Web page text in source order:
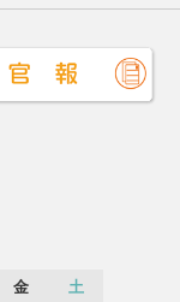
金 土